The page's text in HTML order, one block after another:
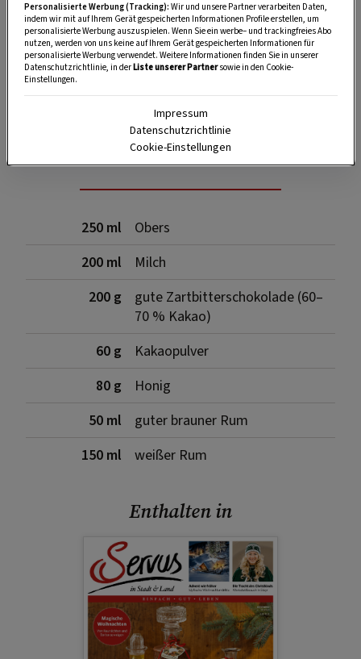
Zutaten
250 ml
Obers
200 ml
Milch
200 g
gute Zartbitterschokolade (60–
70 % Kakao)
60 g
Kakaopulver
80 g
Honig
50 ml
guter brauner Rum
150 ml
weißer Rum
Enthalten in
Personalisierte Werbung (Tracking): Wir und unsere Partner verarbeiten Daten,
indem wir mit auf Ihrem Gerät gespeicherten Informationen Profile erstellen, um
personalisierte Werbung auszuspielen. Wenn Sie ein werbe– und trackingfreies Abo
nutzen, werden von uns keine auf Ihrem Gerät gespeicherten Informationen für
personalisierte Werbung verwendet. Weitere Informationen finden Sie in unserer
Datenschutzrichtlinie, in derListe unserer Partnersowie in den Cookie-
Einstellungen.
Impressum
Datenschutzrichtlinie
Cookie-Einstellungen